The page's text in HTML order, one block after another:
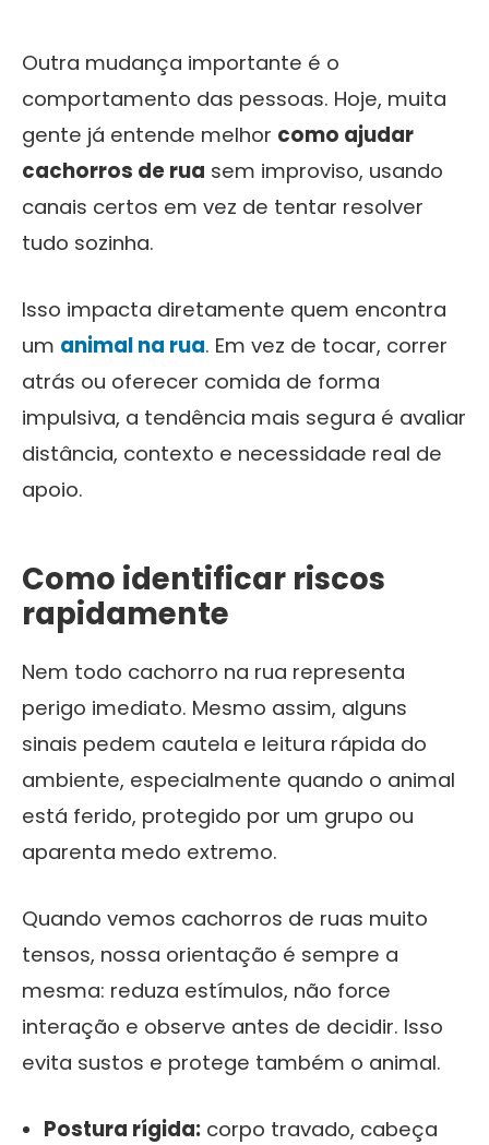
Outra mudança importante é o
comportamento das pessoas. Hoje, muita
gente já entende melhor como ajudar
cachorros de rua sem improviso, usando
canais certos em vez de tentar resolver
tudo sozinha.
Isso impacta diretamente quem encontra
um animal na rua. Em vez de tocar, correr
atrás ou oferecer comida de forma
impulsiva, a tendência mais segura é avaliar
distância, contexto e necessidade real de
apoio.
Como identificar riscos
rapidamente
Nem todo cachorro na rua representa
perigo imediato. Mesmo assim, alguns
sinais pedem cautela e leitura rápida do
ambiente, especialmente quando o animal
está ferido, protegido por um grupo ou
aparenta medo extremo.
Quando vemos cachorros de ruas muito
tensos, nossa orientação é sempre a
mesma: reduza estímulos, não force
interação e observe antes de decidir. Isso
evita sustos e protege também o animal.
Postura rígida: corpo travado, cabeça